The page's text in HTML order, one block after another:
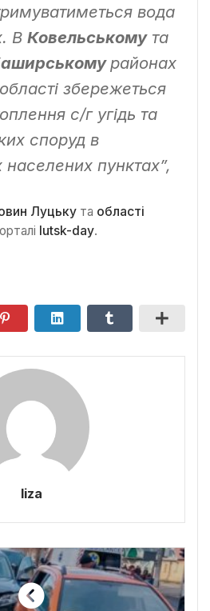
вода
В Ковельськомута
районах
збережеться
с/г угідь та
споруд в
населених пунктах”,
Луцьку та області
lutsk-day.
liza